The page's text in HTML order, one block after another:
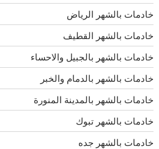
خادمات بالشهر الرياض
خادمات بالشهر القطيف
خادمات بالشهر بالجبيل والاحساء
خادمات بالشهر بالدمام والخبر
خادمات بالشهر بالمدينة المنورة
خادمات بالشهر تبوك
خادمات بالشهر جده